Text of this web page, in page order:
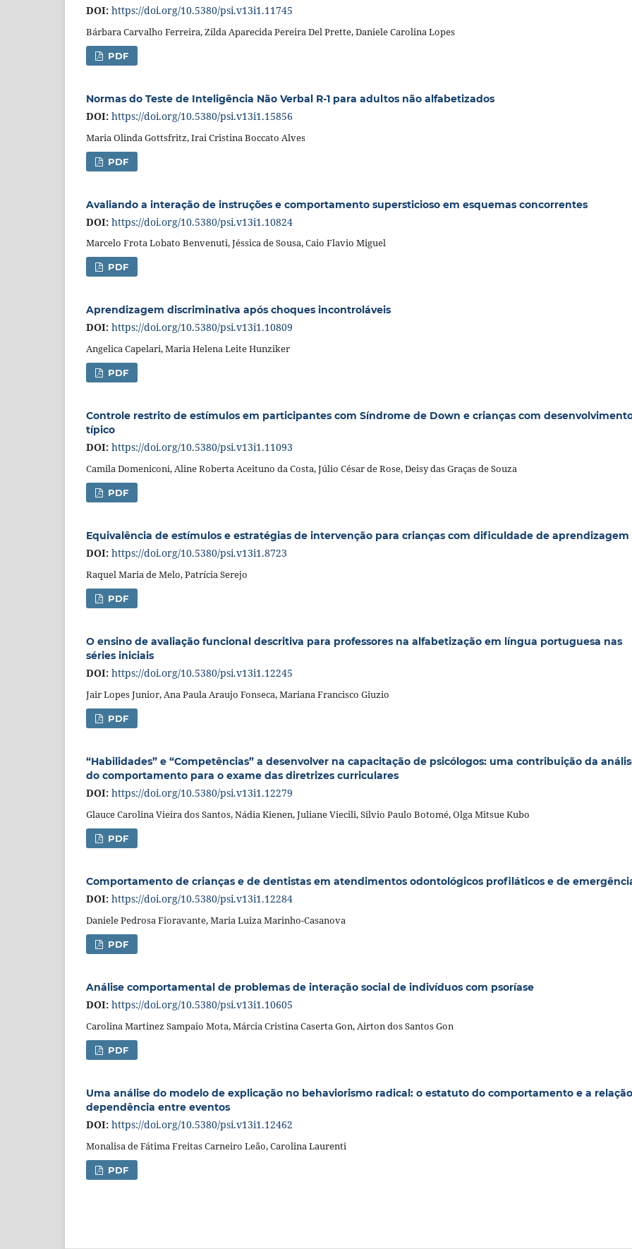
DOI: https://doi.org/10.5380/psi.v13i1.11745
Bárbara Carvalho Ferreira, Zilda Aparecida Pereira Del Prette, Daniele Carolina Lopes
PDF
Normas do Teste de Inteligência Não Verbal R-1 para adultos não alfabetizados
DOI: https://doi.org/10.5380/psi.v13i1.15856
Maria Olinda Gottsfritz, Irai Cristina Boccato Alves
PDF
Avaliando a interação de instruções e comportamento supersticioso em esquemas concorrentes
DOI: https://doi.org/10.5380/psi.v13i1.10824
Marcelo Frota Lobato Benvenuti, Jéssica de Sousa, Caio Flavio Miguel
PDF
Aprendizagem discriminativa após choques incontroláveis
DOI: https://doi.org/10.5380/psi.v13i1.10809
Angelica Capelari, Maria Helena Leite Hunziker
PDF
Controle restrito de estímulos em participantes com Síndrome de Down e crianças com
típico
DOI: https://doi.org/10.5380/psi.v13i1.11093
Camila Domeniconi, Aline Roberta Aceituno da Costa, Júlio César de Rose, Deisy das Graças de Souza
PDF
Equivalência de estímulos e estratégias de intervenção para crianças com dificuldade de aprendizagem
DOI: https://doi.org/10.5380/psi.v13i1.8723
Raquel Maria de Melo, Patrícia Serejo
PDF
O ensino de avaliação funcional descritiva para professores na alfabetização em língua portuguesa nas
séries iniciais
DOI: https://doi.org/10.5380/psi.v13i1.12245
Jair Lopes Junior, Ana Paula Araujo Fonseca, Mariana Francisco Giuzio
PDF
“Habilidades” e “Competências” a desenvolver na capacitação de psicólogos: uma contribuição da
do comportamento para o exame das diretrizes curriculares
DOI: https://doi.org/10.5380/psi.v13i1.12279
Glauce Carolina Vieira dos Santos, Nádia Kienen, Juliane Viecili, Silvio Paulo Botomé, Olga Mitsue Kubo
PDF
Comportamento de crianças e de dentistas em atendimentos odontológicos profiláticos e de
DOI: https://doi.org/10.5380/psi.v13i1.12284
Daniele Pedrosa Fioravante, Maria Luiza Marinho-Casanova
PDF
Análise comportamental de problemas de interação social de indivíduos com psoríase
DOI: https://doi.org/10.5380/psi.v13i1.10605
Carolina Martinez Sampaio Mota, Márcia Cristina Caserta Gon, Airton dos Santos Gon
PDF
Uma análise do modelo de explicação no behaviorismo radical: o estatuto do comportamento e a
dependência entre eventos
DOI: https://doi.org/10.5380/psi.v13i1.12462
Monalisa de Fátima Freitas Carneiro Leão, Carolina Laurenti
PDF